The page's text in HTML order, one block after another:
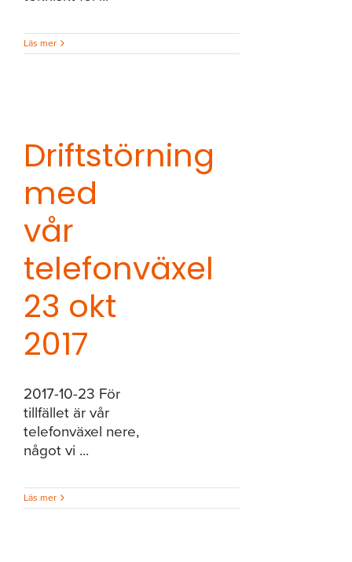
Läs mer
Driftstörning
med
vår
telefonväxel
23 okt
2017
2017-10-23 För
tillfället är vår
telefonväxel nere,
något vi ...
Läs mer